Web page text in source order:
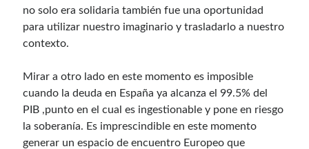
no solo era solidaria también fue una oportunidad
para utilizar nuestro imaginario y trasladarlo a nuestro
contexto.
Mirar a otro lado en este momento es imposible
cuando la deuda en España ya alcanza el 99.5% del
PIB ,punto en el cual es ingestionable y pone en riesgo
la soberanía. Es imprescindible en este momento
generar un espacio de encuentro Europeo que